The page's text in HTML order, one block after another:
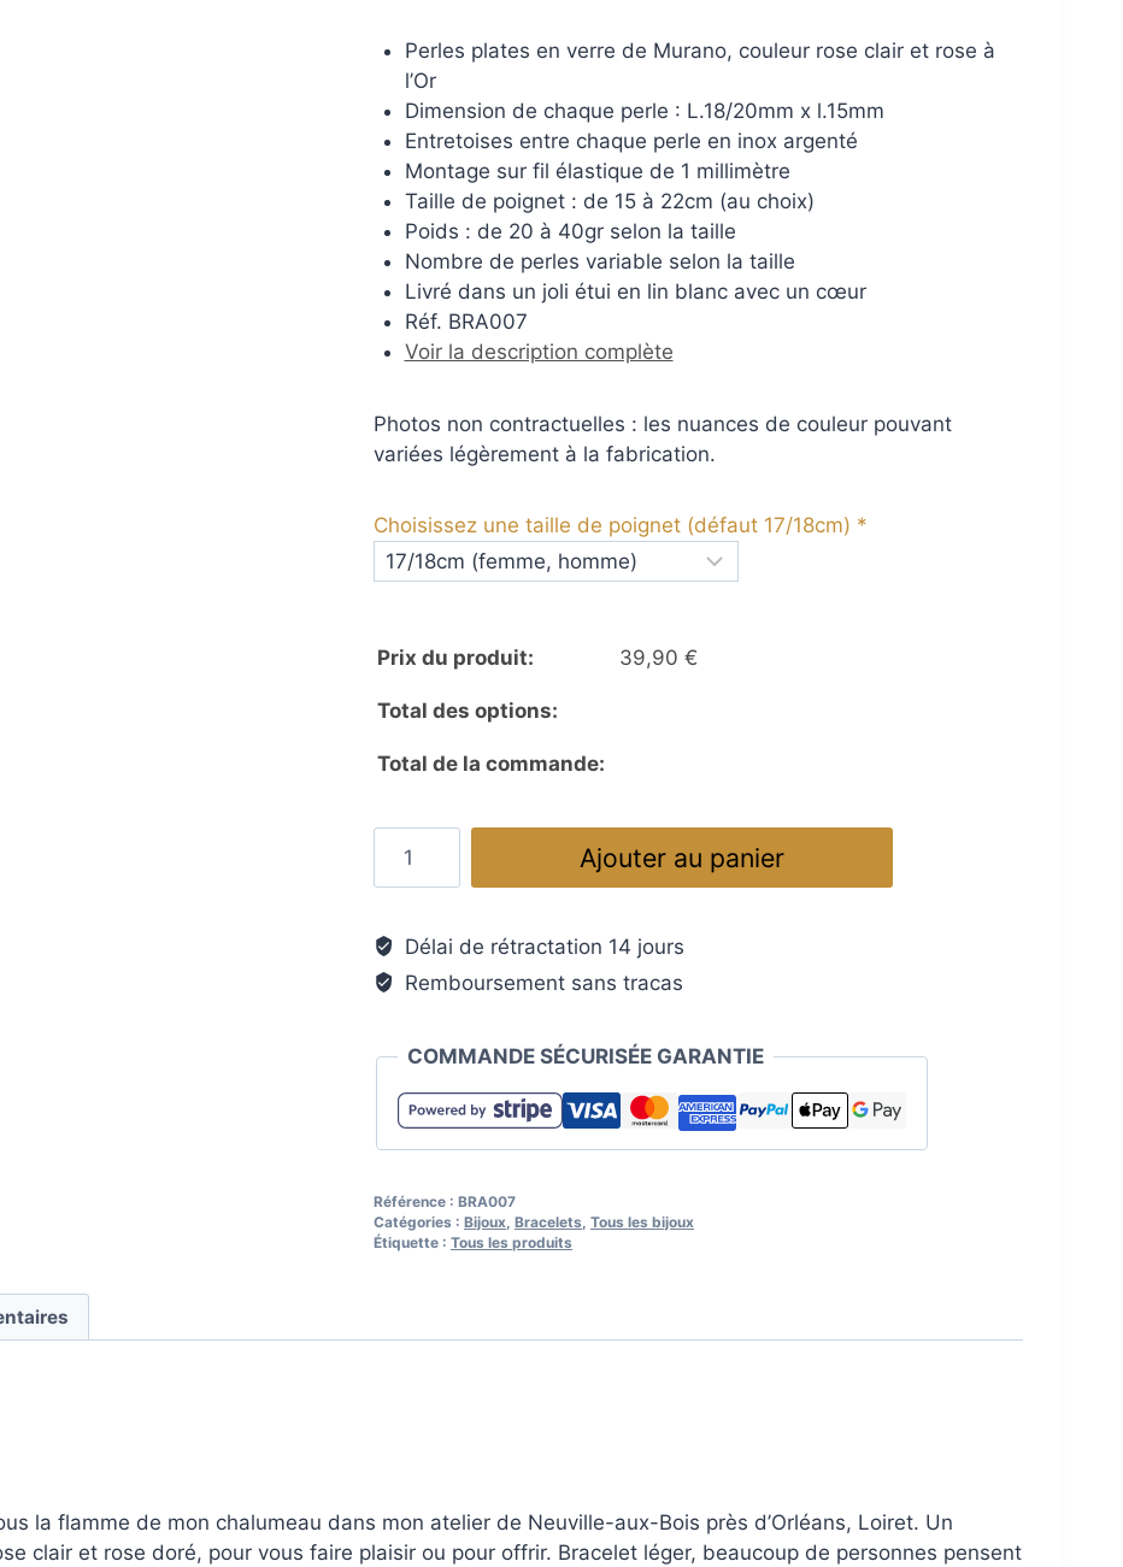
Perles plates en verre de Murano, couleur rose clair et rose à
l’Or
Dimension de chaque perle : L.18/20mm x l.15mm
Entretoises entre chaque perle en inox argenté
Montage sur fil élastique de 1 millimètre
Taille de poignet : de 15 à 22cm (au choix)
Poids : de 20 à 40gr selon la taille
Nombre de perles variable selon la taille
Livré dans un joli étui en lin blanc avec un cœur
Réf. BRA007
Voir la description complète
Photos non contractuelles : les nuances de couleur pouvant
variées légèrement à la fabrication.
Choisissez une taille de poignet (défaut 17/18cm) *
Prix du produit: 39,90 €
Total des options:
Total de la commande:
perle,
un
bracelet
rose
rose
Ajouter au panier
Délai de rétractation 14 jours
Remboursement sans tracas
COMMANDE SÉCURISÉE GARANTIE
Référence : BRA007
Catégories : Bijoux, Bracelets, Tous les bijoux
Étiquette : Tous les produits
la flamme de mon chalumeau dans mon atelier de Neuville-aux-Bois près d’Orléans, Loiret. Un
clair et rose doré, pour vous faire plaisir ou pour offrir. Bracelet léger, beaucoup de personnes pensent